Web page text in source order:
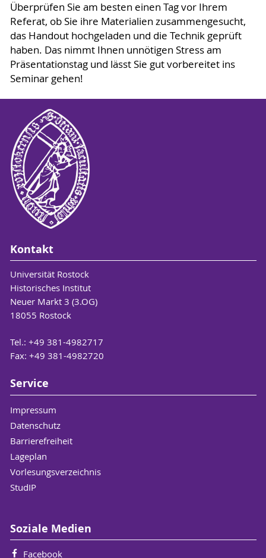
Überprüfen Sie am besten einen Tag vor Ihrem
Referat, ob Sie ihre Materialien zusammengesucht,
das Handout hochgeladen und die Technik geprüft
haben. Das nimmt Ihnen unnötigen Stress am
Präsentationstag und lässt Sie gut vorbereitet ins
Seminar gehen!
Kontakt
Universität Rostock
Historisches Institut
Neuer Markt 3 (3.OG)
18055 Rostock
Tel.: +49 381-4982717
Fax: +49 381-4982720
Service
Impressum
Datenschutz
Barrierefreiheit
Lageplan
Vorlesungsverzeichnis
StudIP
Soziale Medien
Facebook